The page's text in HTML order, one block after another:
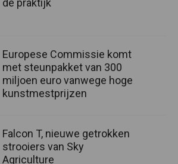
de praktijk
Europese Commissie komt
met steunpakket van 300
miljoen euro vanwege hoge
kunstmestprijzen
Falcon T, nieuwe getrokken
strooiers van Sky
Agriculture